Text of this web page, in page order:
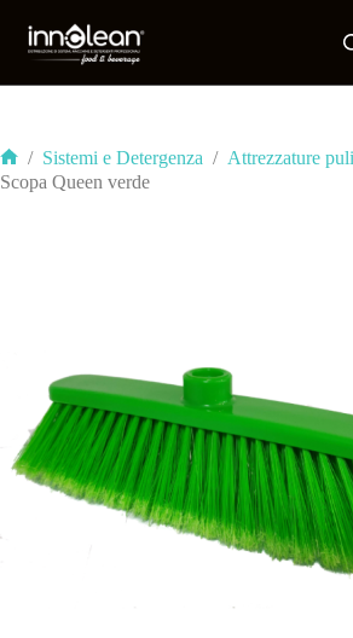
/ Sistemi e Detergenza / Attrezzature
Scopa Queen verde